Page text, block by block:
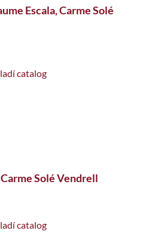
Escala, Carme Solé
catalog
Solé Vendrell
catalog